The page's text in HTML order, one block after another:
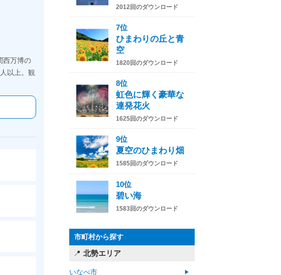
西万博の
以上。観
2012回のダウンロード
7位
ひまわりの丘と青
空
1820回のダウンロード
8位
虹色に輝く豪華な
連発花火
1625回のダウンロード
9位
夏空のひまわり畑
1585回のダウンロード
10位
碧い海
1583回のダウンロード
市町村から探す
北勢エリア
いなべ市